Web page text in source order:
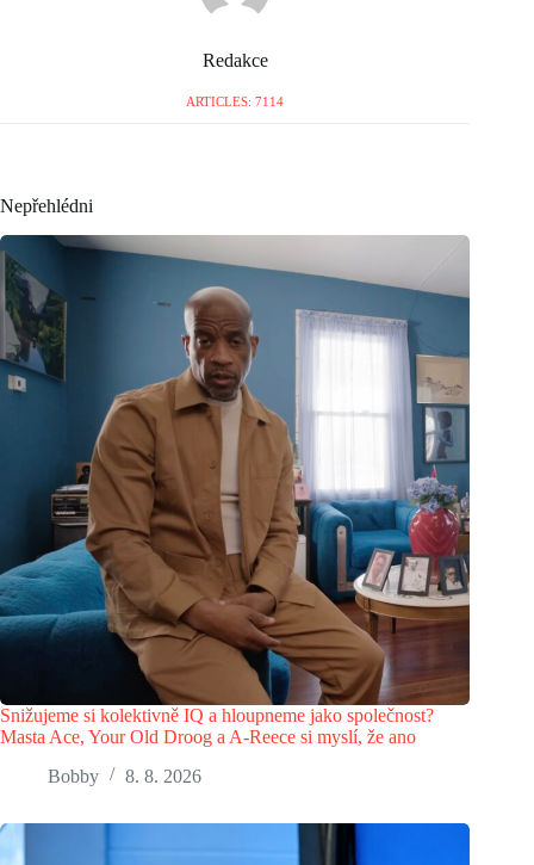
Redakce
ARTICLES: 7114
Nepřehlédni
Snižujeme si kolektivně IQ a hloupneme jako společnost?
Masta Ace, Your Old Droog a A-Reece si myslí, že ano
Bobby
8. 8. 2026